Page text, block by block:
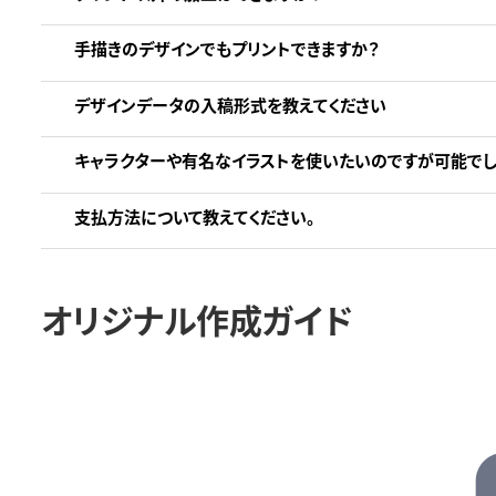
手描きのデザインでもプリントできますか？
デザインデータの入稿形式を教えてください
キャラクターや有名なイラストを使いたいのですが可能でし
支払方法について教えてください。
オリジナル作成ガイド